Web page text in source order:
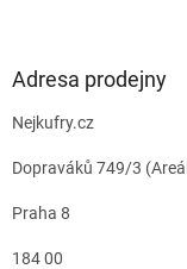
Adresa prodejny
Nejkufry.cz
Dopraváků 749/3
Praha 8
184 00